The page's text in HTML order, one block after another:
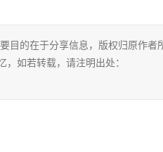
目的在于分享信息，版权归原作者
如若转载，请注明出处：